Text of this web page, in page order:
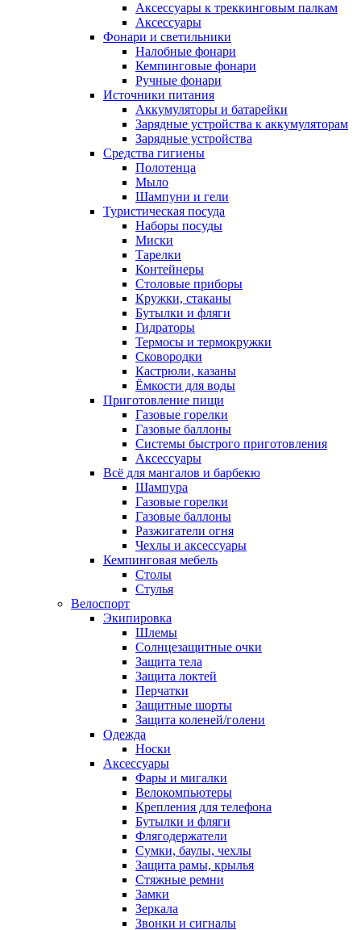
Аксессуары к треккинговым палкам
Аксессуары
Фонари и светильники
Налобные фонари
Кемпинговые фонари
Ручные фонари
Источники питания
Аккумуляторы и батарейки
Зарядные устройства к аккумуляторам
Зарядные устройства
Средства гигиены
Полотенца
Мыло
Шампуни и гели
Туристическая посуда
Наборы посуды
Миски
Тарелки
Контейнеры
Столовые приборы
Кружки, стаканы
Бутылки и фляги
Гидраторы
Термосы и термокружки
Сковородки
Кастрюли, казаны
Ёмкости для воды
Приготовление пищи
Газовые горелки
Газовые баллоны
Системы быстрого приготовления
Аксессуары
Всё для мангалов и барбекю
Шампура
Газовые горелки
Газовые баллоны
Разжигатели огня
Чехлы и аксессуары
Кемпинговая мебель
Столы
Стулья
Велоспорт
Экипировка
Шлемы
Солнцезащитные очки
Защита тела
Защита локтей
Перчатки
Защитные шорты
Защита коленей/голени
Одежда
Носки
Аксессуары
Фары и мигалки
Велокомпьютеры
Крепления для телефона
Бутылки и фляги
Флягодержатели
Сумки, баулы, чехлы
Защита рамы, крылья
Стяжные ремни
Замки
Зеркала
Звонки и сигналы